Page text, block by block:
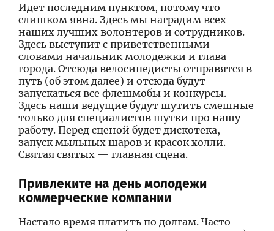
Идет последним пунктом, потому что
слишком явна. Здесь мы наградим всех
наших лучших волонтеров и сотрудников.
Здесь выступит с приветственными
словами начальник молодежки и глава
города. Отсюда велосипедисты отправятся в
путь (об этом далее) и отсюда будут
запускаться все флешмобы и конкурсы.
Здесь наши ведущие будут шутить смешные
только для специалистов шутки про нашу
работу. Перед сценой будет дискотека,
запуск мыльных шаров и красок холли.
Святая святых — главная сцена.
Привлеките на день молодежи
коммерческие компании
Настало время платить по долгам. Часто